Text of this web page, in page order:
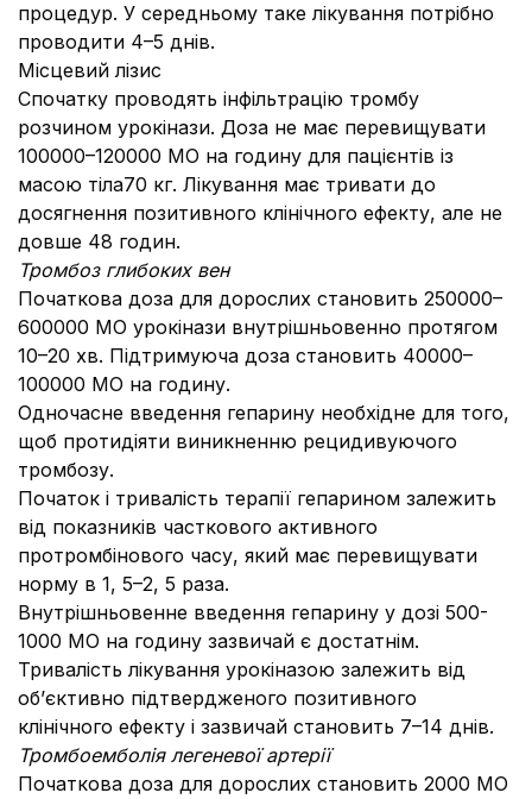
процедур. У середньому таке лікування потрібно
проводити 4–5 днів.
Місцевий лізис
Спочатку проводять інфільтрацію тромбу
розчином урокінази. Доза не має перевищувати
100000–120000 МО на годину для пацієнтів із
масою тіла70 кг. Лікування має тривати до
досягнення позитивного клінічного ефекту, але не
довше 48 годин.
Тромбоз глибоких вен
Початкова доза для дорослих становить 250000–
600000 МО урокінази внутрішньовенно протягом
10–20 хв. Підтримуюча доза становить 40000–
100000 МО на годину.
Одночасне введення гепарину необхідне для того,
щоб протидіяти виникненню рецидивуючого
тромбозу.
Початок і тривалість терапії гепарином залежить
від показників часткового активного
протромбінового часу, який має перевищувати
норму в 1, 5–2, 5 раза.
Внутрішньовенне введення гепарину у дозі 500-
1000 МО на годину зазвичай є достатнім.
Тривалість лікування урокіназою залежить від
об’єктивно підтвердженого позитивного
клінічного ефекту і зазвичай становить 7–14 днів.
Тромбоемболія легеневої артерії
Початкова доза для дорослих становить 2000 МО